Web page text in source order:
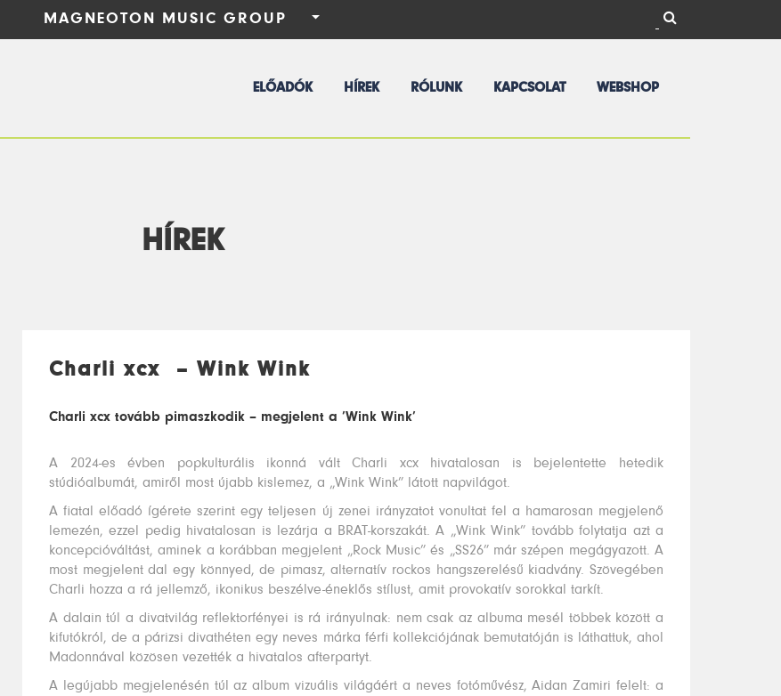
MAGNEOTON MUSIC GROUP
ELŐADÓK HÍREK RÓLUNK KAPCSOLAT WEBSHOP
HÍREK
Charli xcx – Wink Wink
Charli xcx tovább pimaszkodik – megjelent a ’Wink Wink’
A 2024-es évben popkulturális ikonná vált Charli xcx hivatalosan is bejelentette hetedik
stúdióalbumát, amiről most újabb kislemez, a „Wink Wink” látott napvilágot.
A fiatal előadó ígérete szerint egy teljesen új zenei irányzatot vonultat fel a hamarosan megjelenő
lemezén, ezzel pedig hivatalosan is lezárja a BRAT-korszakát. A „Wink Wink” tovább folytatja azt a
koncepcióváltást, aminek a korábban megjelent „Rock Music” és „SS26” már szépen megágyazott. A
most megjelent dal egy könnyed, de pimasz, alternatív rockos hangszerelésű kiadvány. Szövegében
Charli hozza a rá jellemző, ikonikus beszélve-éneklős stílust, amit provokatív sorokkal tarkít.
A dalain túl a divatvilág reflektorfényei is rá irányulnak: nem csak az albuma mesél többek között a
kifutókról, de a párizsi divathéten egy neves márka férfi kollekciójának bemutatóján is láthattuk, ahol
Madonnával közösen vezették a hivatalos afterpartyt.
A legújabb megjelenésén túl az album vizuális világáért a neves fotóművész, Aidan Zamiri felelt: a